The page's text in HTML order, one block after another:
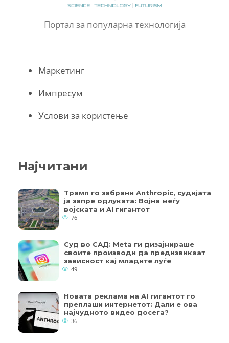
Портал за популарна технологија
Маркетинг
Импресум
Услови за користење
Најчитани
Трамп го забрани Anthropic, судијата
ја запре одлуката: Војна меѓу
војската и AI гигантот
76
Суд во САД: Meta ги дизајнираше
своите производи да предизвикаат
зависност кај младите луѓе
49
Новата реклама на AI гигантот го
преплаши интернетот: Дали е ова
најчудното видео досега?
36